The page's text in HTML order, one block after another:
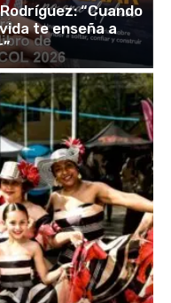
“Cuando
te enseña a